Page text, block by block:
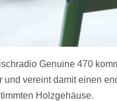
Genuine 470
und vereint damit einen
Holzgehäuse.